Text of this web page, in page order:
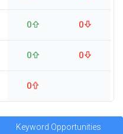
0 0
0 0
0
Keyword Opportunities